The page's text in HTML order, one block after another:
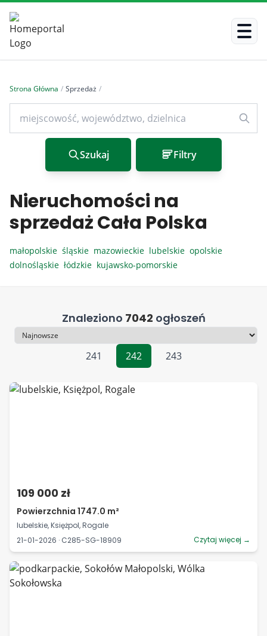
Strona Główna / Sprzedaż /
Szukaj Filtry
Nieruchomości na
sprzedaż Cała Polska
małopolskie śląskie mazowieckie lubelskie opolskie
dolnośląskie łódzkie kujawsko-pomorskie
Znaleziono 7042 ogłoszeń
Sortowanie
241
242 243
109 000 zł
Powierzchnia 1747.0 m²
lubelskie, Księżpol, Rogale
21-01-2026 · C285-SG-18909
Czytaj więcej →